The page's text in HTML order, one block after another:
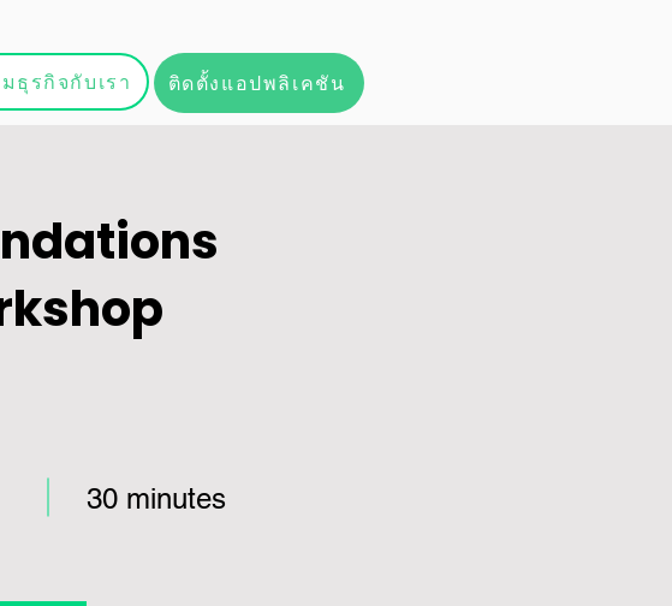
ธุรกิจกับเรา ติดตั้งแอปพลิเคชัน
30 minutes